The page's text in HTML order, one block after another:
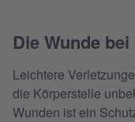
Die Wunde
Leichtere
die Körperstelle
Wunden ist ein